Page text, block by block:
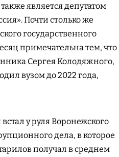
является депутатом
Почти столько же
государственного
примечательна тем, что
Сергея Колодяжного,
вузом до 2022 года,
у руля Воронежского
дела, в которое
получал в среднем